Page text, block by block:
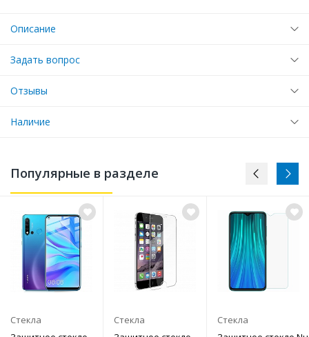
Описание
Задать вопрос
Отзывы
Наличие
Популярные в разделе
Стекла
Стекла
Стекла